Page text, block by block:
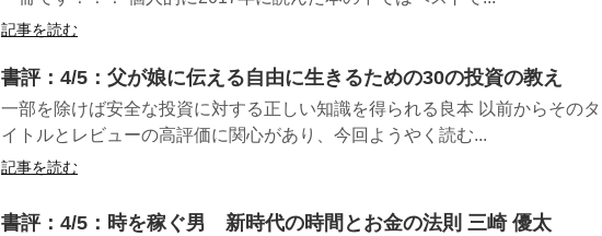
記事を読む
書評：4/5：父が娘に伝える自由に生きるための30の投資の教え
一部を除けば安全な投資に対する正しい知識を得られる良本 以前からそのタ
イトルとレビューの高評価に関心があり、今回ようやく読む...
記事を読む
書評：4/5：時を稼ぐ男 新時代の時間とお金の法則 三崎 優太